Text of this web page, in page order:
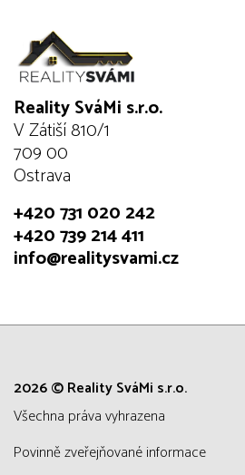
Reality SváMi s.r.o.
V Zátiší 810/1
709 00
Ostrava
+420 731 020 242
+420 739 214 411
info@realitysvami.cz
2026 © Reality SváMi s.r.o.
všechna práva vyhrazena
Povinně zveřejňované informace